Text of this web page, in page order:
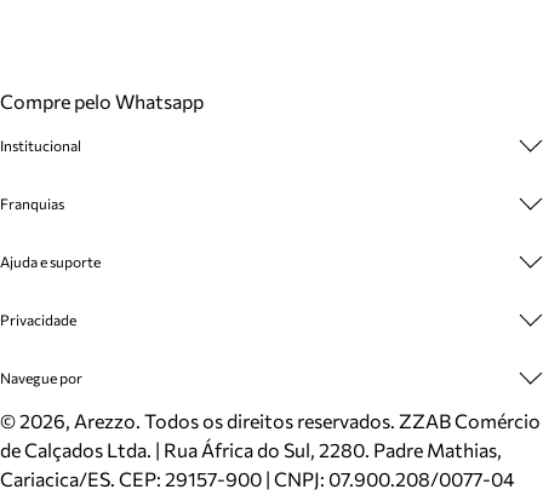
Compre pelo Whatsapp
Institucional
Cashback
Venda Corporativa
Mapa do Site
Inverno
Mundo Arezzo
Franquias
Plano de Negócio
Ajuda e suporte
Cadastro
Meus Pedidos
Trocas e Devoluções
Cartão Presente
Localizador de lojas
Privacidade
Politica e Privacidade
Navegue por
Sapatos
Bolsas
Scarpins
©2026, Arezzo. Todos os direitos reservados. ZZAB Comércio
de Calçados Ltda. | Rua África do Sul, 2280. Padre Mathias,
Cariacica/ES. CEP: 29157-900 | CNPJ: 07.900.208/0077-04